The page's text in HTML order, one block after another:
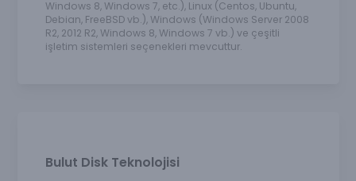
Windows 8, Windows 7, etc.), Linux (Centos, Ubuntu,
Debian, FreeBSD vb.), Windows (Windows Server 2008
R2, 2012 R2, Windows 8, Windows 7 vb.) ve çeşitli
işletim sistemleri seçenekleri mevcuttur.
Bulut Disk Teknolojisi